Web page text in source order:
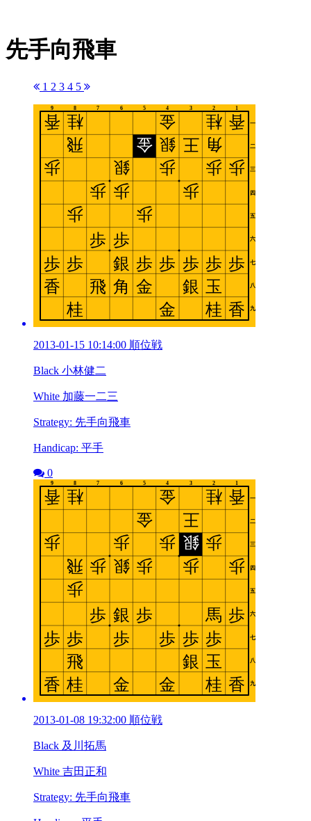
先手向飛車
1 2 3 4 5
2013-01-15 10:14:00 順位戦
Black 小林健二
White 加藤一二三
Strategy: 先手向飛車
Handicap: 平手
0
2013-01-08 19:32:00 順位戦
Black 及川拓馬
White 吉田正和
Strategy: 先手向飛車